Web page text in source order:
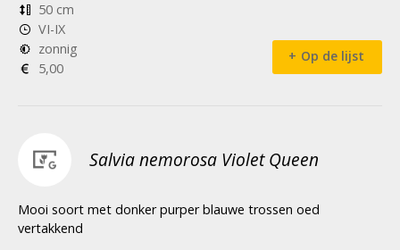
50 cm
VI-IX
zonnig
5,00
Op de lijst
Salvia nemorosa Violet Queen
Mooi soort met donker purper blauwe trossen oed
vertakkend